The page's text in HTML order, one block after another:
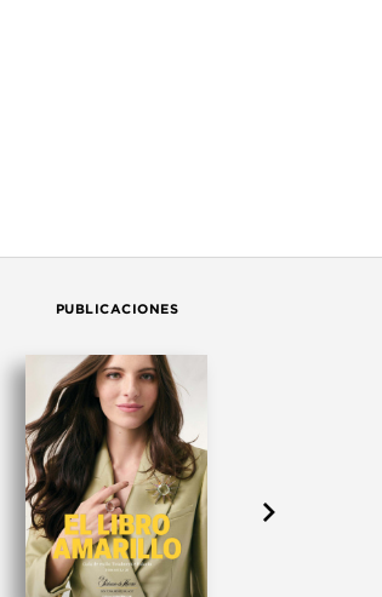
PUBLICACIONES